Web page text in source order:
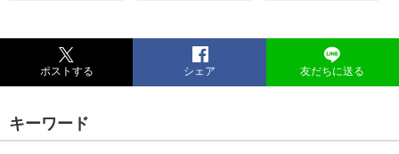
ポストする シェア 友だちに送る
キーワード